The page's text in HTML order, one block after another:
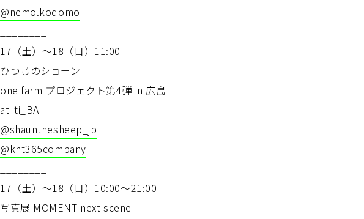
@nemo.kodomo
17（土）〜18（日）11:00
ひつじのショーン
one farm プロジェクト第4弾 in 広島
at iti_BA
@shaunthesheep_jp
@knt365company
17（土）〜18（日）10:00〜21:00
写真展 MOMENT next scene